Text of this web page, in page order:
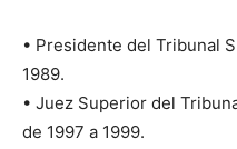
• Presidente del Tribunal
1989.
• Juez Superior del
de 1997 a 1999.